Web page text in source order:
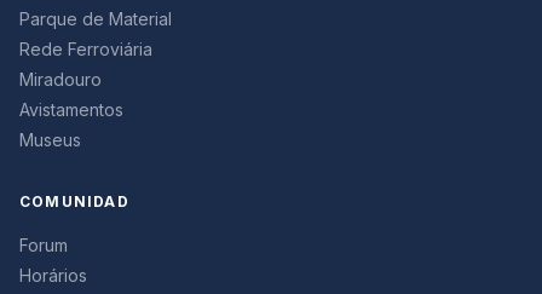
Parque de Material
Rede Ferroviária
Miradouro
Avistamentos
Museus
COMUNIDAD
Forum
Horários